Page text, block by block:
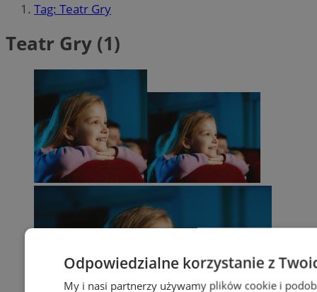
Tag: Teatr Gry
Teatr Gry (1)
Odpowiedzialne korzystanie z
My i nasi partnerzy używamy plików cookie i